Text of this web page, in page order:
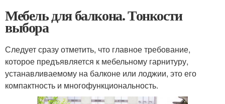
Мебель для балкона. Тонкости
выбора
Следует сразу отметить, что главное требование,
которое предъявляется к мебельному гарнитуру,
устанавливаемому на балконе или лоджии, это его
компактность и многофункциональность.